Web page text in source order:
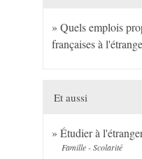
Quels emplois
françaises à
Et aussi
Étudier à
Famille - Scolarité